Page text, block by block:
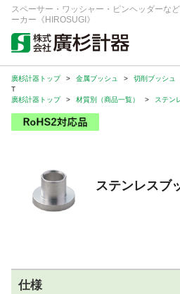
スペーサー・ワッシャー・ピンヘッダーな
ーカー《HIROSUGI》
キーワード 品番/シリーズ
商品カテゴリから探す
ジャンルから探す
ログイン
お問い合わせ窓口
廣杉計器トップ > 金属ブッシュ > 切削ブッシュ
T
廣杉計器トップ
> 材質別（商品一覧） > ステン
ステンレスブ
仕様